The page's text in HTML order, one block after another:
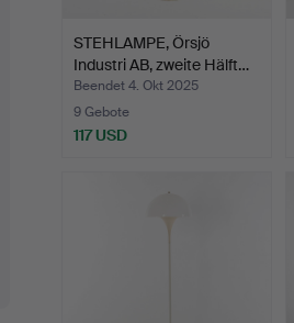
STEHLAMPE, Örsjö
Industri AB, zweite Hälft…
Beendet 4. Okt 2025
9 Gebote
117 USD